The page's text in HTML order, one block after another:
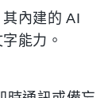
內建的 AI
能力。